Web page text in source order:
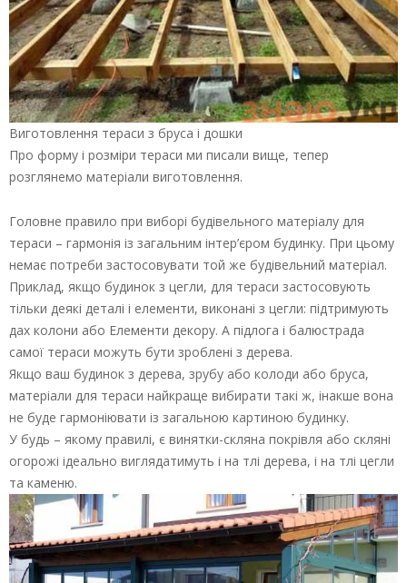
Виготовлення тераси з бруса і дошки
Про форму і розміри тераси ми писали вище, тепер
розглянемо матеріали виготовлення.
Головне правило при виборі будівельного матеріалу для
тераси – гармонія із загальним інтер’єром будинку. При цьому
немає потреби застосовувати той же будівельний матеріал.
Приклад, якщо будинок з цегли, для тераси застосовують
тільки деякі деталі і елементи, виконані з цегли: підтримують
дах колони або Елементи декору. А підлога і балюстрада
самої тераси можуть бути зроблені з дерева.
Якщо ваш будинок з дерева, зрубу або колоди або бруса,
матеріали для тераси найкраще вибирати такі ж, інакше вона
не буде гармоніювати із загальною картиною будинку.
У будь – якому правилі, є винятки-скляна покрівля або скляні
огорожі ідеально виглядатимуть і на тлі дерева, і на тлі цегли
та каменю.